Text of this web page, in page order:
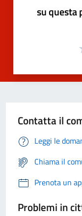
su questa
Contatta il
Leggi le
Chiama il
Prenota un
Problemi in